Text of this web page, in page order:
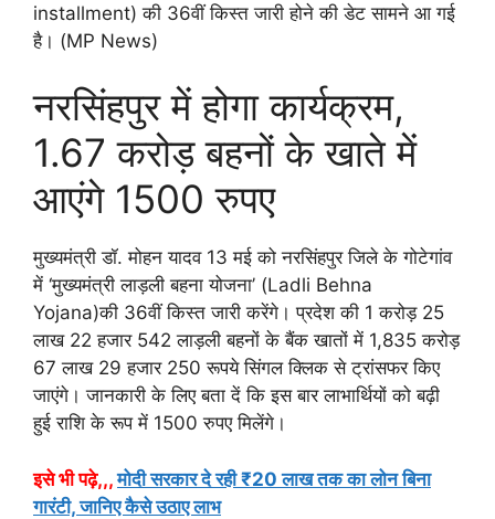
installment) की 36वीं किस्त जारी होने की डेट सामने आ गई
है। (MP News)
नरसिंहपुर में होगा कार्यक्रम,
1.67 करोड़ बहनों के खाते में
आएंगे 1500 रुपए
मुख्यमंत्री डॉ. मोहन यादव 13 मई को नरसिंहपुर जिले के गोटेगांव
में ‘मुख्यमंत्री लाड़ली बहना योजना’ (Ladli Behna
Yojana)की 36वीं किस्त जारी करेंगे। प्रदेश की 1 करोड़ 25
लाख 22 हजार 542 लाड़ली बहनों के बैंक खातों में 1,835 करोड़
67 लाख 29 हजार 250 रूपये सिंगल क्लिक से ट्रांसफर किए
जाएंगे। जानकारी के लिए बता दें कि इस बार लाभार्थियों को बढ़ी
हुई राशि के रूप में 1500 रुपए मिलेंगे।
इसे भी पढ़े,,,मोदी सरकार दे रही ₹20 लाख तक का लोन बिना
गारंटी, जानिए कैसे उठाए लाभ